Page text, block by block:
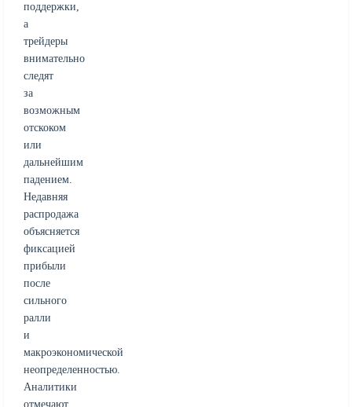
поддержки,
а
трейдеры
внимательно
следят
за
возможным
отскоком
или
дальнейшим
падением.
Недавняя
распродажа
объясняется
фиксацией
прибыли
после
сильного
ралли
и
макроэкономической
неопределенностью.
Аналитики
отмечают,